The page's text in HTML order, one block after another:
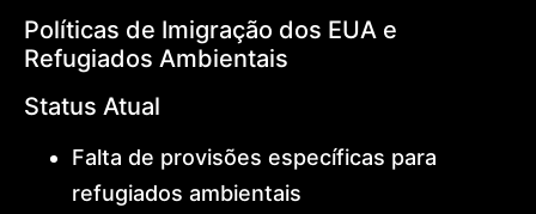
Políticas de Imigração dos EUA e
Refugiados Ambientais
Status Atual
Falta de provisões específicas para
refugiados ambientais